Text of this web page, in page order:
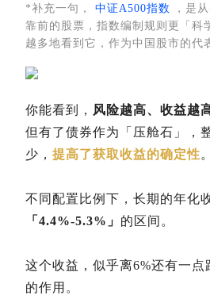
*补充一句， 中证A500指数
，是
靠前的股票，指数编制规则更「科
越多地看到它，作为中国股市的代
你能看到， 风险越高、收益越
但有了债券作为「压舱石」，
少， 提高了获取收益的确定性。
不同配置比例下，长期的年化
「4.4%-5.3%」 的区间。
这个收益，似乎离6%还有一点
的作用。